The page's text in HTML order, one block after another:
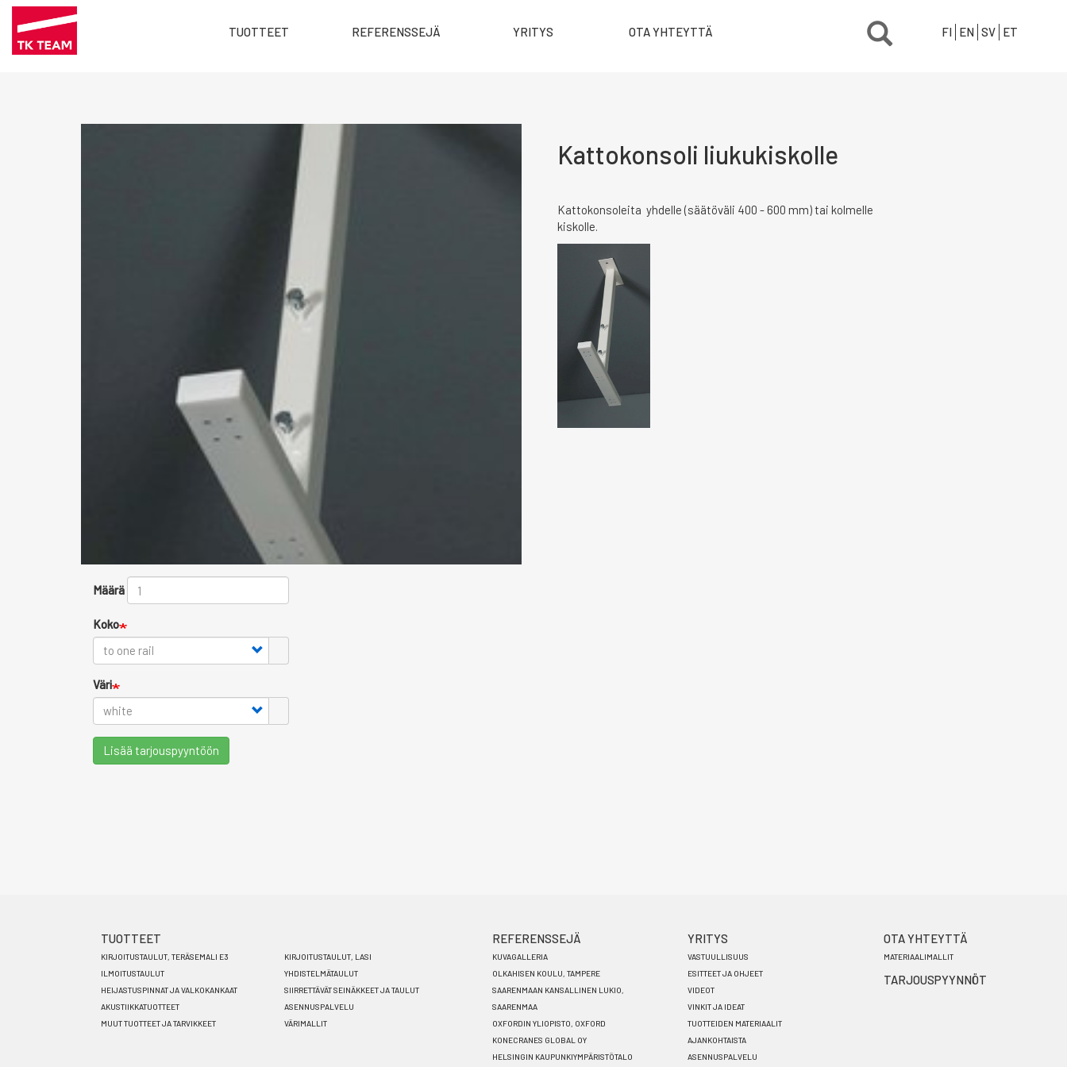
Hyppää
MainTUOTTEET REFERENSSEJÄ YRITYS OTA YHTEYTTÄ FI EN SV ET
Kattokonsoli liukukiskolle
Kattokonsoleita yhdelle (säätöväli 400 - 600 mm) tai kolmelle
kiskolle.
Määrä
Koko
Väri
Lisää tarjouspyyntöön
Footer
menu
FI
TUOTTEET
KIRJOITUSTAULUT, TERÄSEMALI E3
KIRJOITUSTAULUT, LASI
ILMOITUSTAULUT
YHDISTELMÄTAULUT
HEIJASTUSPINNAT JA VALKOKANKAAT
SIIRRETTÄVÄT SEINÄKKEET JA TAULUT
AKUSTIIKKATUOTTEET
ASENNUSPALVELU
MUUT TUOTTEET JA TARVIKKEET
VÄRIMALLIT
REFERENSSEJÄ
KUVAGALLERIA
OLKAHISEN KOULU, TAMPERE
SAARENMAAN KANSALLINEN LUKIO,
SAARENMAA
OXFORDIN YLIOPISTO, OXFORD
KONECRANES GLOBAL OY
HELSINGIN KAUPUNKIYMPÄRISTÖTALO
YRITYS
VASTUULLISUUS
ESITTEET JA OHJEET
VIDEOT
VINKIT JA IDEAT
TUOTTEIDEN MATERIAALIT
AJANKOHTAISTA
ASENNUSPALVELU
OTA YHTEYTTÄ
MATERIAALIMALLIT
TARJOUSPYYNNÖT